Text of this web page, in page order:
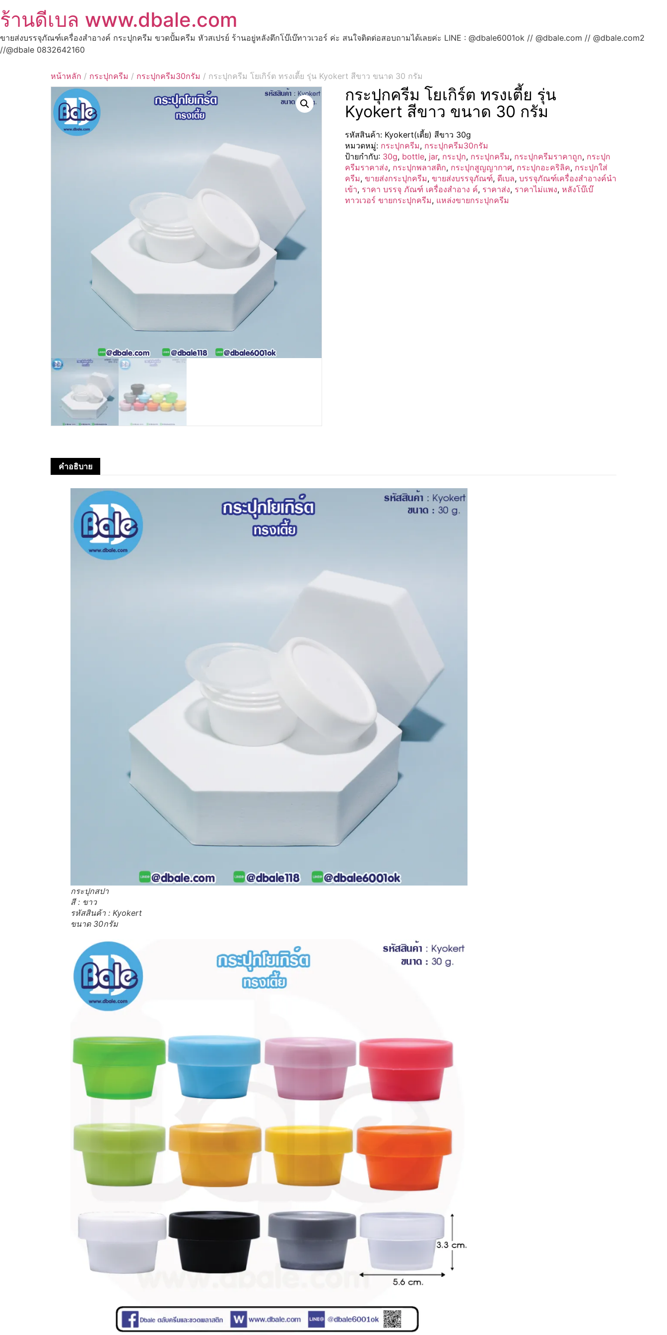
ร้านดีเบล www.dbale.com
ขายส่งบรรจุภัณฑ์เครื่องสำอางค์ กระปุกครีม ขวดปั้มครีม หัวสเปรย์ ร้านอยู่หลังตึกโบ๊เบ๊ทาวเวอร์ ค่ะ สนใจติดต่อสอบถามได้เลยค่ะ LINE : @dbale6001ok // @dbale.com // @dbale.com2
//@dbale 0832642160
หน้าหลัก / กระปุกครีม / กระปุกครีม30กรัม / กระปุกครีม โยเกิร์ต ทรงเตี้ย รุ่น Kyokert สีขาว ขนาด 30 กรัม
กระปุกครีม โยเกิร์ต ทรงเตี้ย รุ่น
Kyokert สีขาว ขนาด 30 กรัม
รหัสสินค้า: Kyokert(เตี้ย) สีขาว 30g
หมวดหมู่: กระปุกครีม, กระปุกครีม30กรัม
ป้ายกำกับ: 30g, bottle, jar, กระปุก, กระปุกครีม, กระปุกครีมราคาถูก, กระปุก
ครีมราคาส่ง, กระปุกพลาสติก, กระปุกสูญญากาศ, กระปุกอะคริลิค, กระปุกใส่
ครีม, ขายส่งกระปุกครีม, ขายส่งบรรจุภัณฑ์, ดีเบล, บรรจุภัณฑ์เครื่องสำอางค์นำ
เข้า, ราคา บรรจุ ภัณฑ์ เครื่องสำอาง ค์, ราคาส่ง, ราคาไม่แพง, หลังโบ๊เบ๊
ทาวเวอร์ ขายกระปุกครีม, แหล่งขายกระปุกครีม
คำอธิบาย
กระปุกสปา
สี : ขาว
รหัสสินค้า : Kyokert
ขนาด 30กรัม